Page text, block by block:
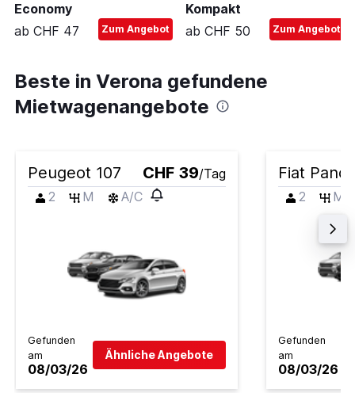
Economy
ab CHF 47
Zum Angebot
Kompakt
ab CHF 50
Zum Angebot
Beste in Verona gefundene
Mietwagenangebote
Peugeot 107 CHF 39/Tag
2
M A/C
Gefunden
am
08/03/26
Ähnliche Angebote
Fiat
2 M
Gefunden
am
08/03/26